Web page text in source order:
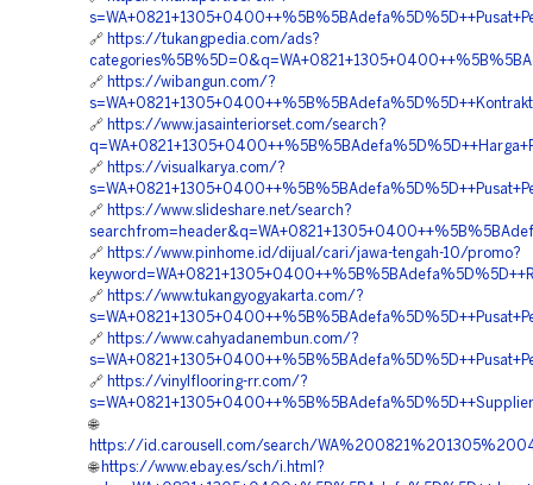
🔗 https://tukangpedia.com/ads?
🔗 https://wibangun.com/?
🔗 https://www.jasainteriorset.com/search?
🔗 https://visualkarya.com/?
🔗 https://www.slideshare.net/search?
🔗 https://www.pinhome.id/dijual/cari/jawa-tengah-10/promo?
🔗 https://www.tukangyogyakarta.com/?
🔗 https://www.cahyadanembun.com/?
🔗 https://vinylflooring-rr.com/?
🌐
https://id.carousell.com/search/
🌐 https://www.ebay.es/sch/i.html?